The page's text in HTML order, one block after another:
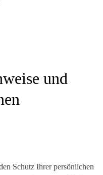
und
Schutz Ihrer persönlichen